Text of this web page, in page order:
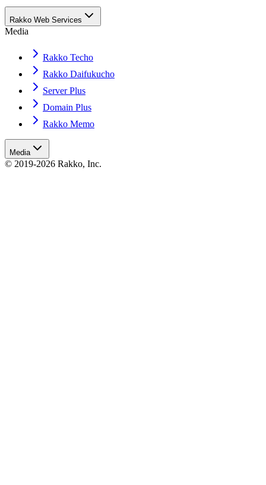
Rakko Web Services
Media
Rakko Techo
Rakko Daifukucho
Server Plus
Domain Plus
Rakko Memo
Media
© 2019-2026 Rakko, Inc.